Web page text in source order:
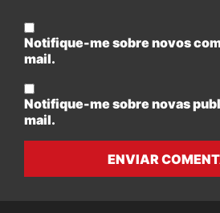
Notifique-me sobre novos
mail.
Notifique-me sobre novas
mail.
ENVIAR